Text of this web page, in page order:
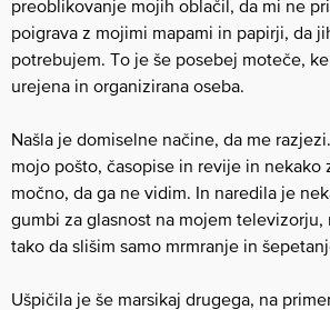
preoblikovanje mojih oblačil, da mi ne
poigrava z mojimi mapami in papirji, da
potrebujem. To je še posebej moteče,
urejena in organizirana oseba.
Našla je domiselne načine, da me
mojo pošto, časopise in revije in nekako
močno, da ga ne vidim. In naredila je
gumbi za glasnost na mojem
tako da slišim samo mrmranje in
Ušpičila je še marsikaj drugega, na